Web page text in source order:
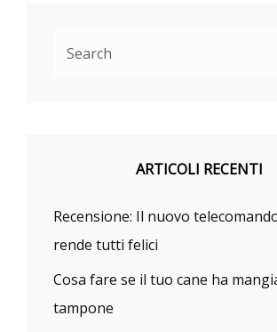
ARTICOLI RECENTI
Recensione: Il nuovo
rende tutti felici
Cosa fare se il tuo cane ha
tampone